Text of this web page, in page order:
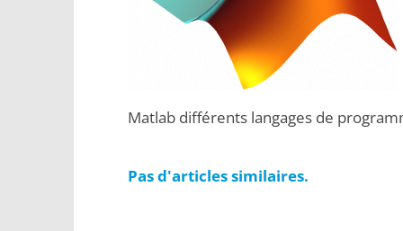
Matlab différents langages de
Pas d'articles similaires.